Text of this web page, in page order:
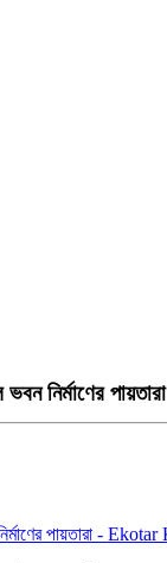
নির্মাণের পায়তারা